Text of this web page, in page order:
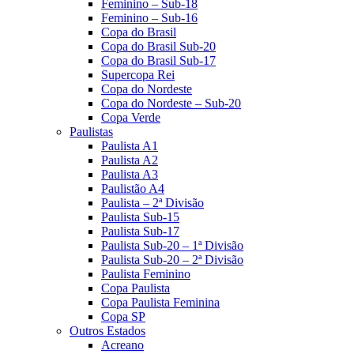
Feminino – Sub-18
Feminino – Sub-16
Copa do Brasil
Copa do Brasil Sub-20
Copa do Brasil Sub-17
Supercopa Rei
Copa do Nordeste
Copa do Nordeste – Sub-20
Copa Verde
Paulistas
Paulista A1
Paulista A2
Paulista A3
Paulistão A4
Paulista – 2ª Divisão
Paulista Sub-15
Paulista Sub-17
Paulista Sub-20 – 1ª Divisão
Paulista Sub-20 – 2ª Divisão
Paulista Feminino
Copa Paulista
Copa Paulista Feminina
Copa SP
Outros Estados
Acreano